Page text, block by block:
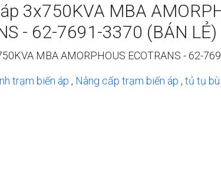
3x750KVA MBA
- 62-7691-3370 (BÁN LẺ)
MBA AMORPHOUS ECOTRANS - 62-
trạm biến áp , Nâng cấp trạm biến áp , tủ tụ bù